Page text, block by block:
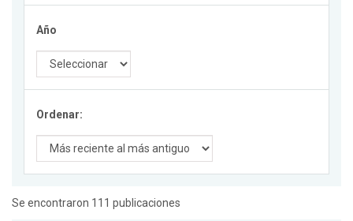
Año
Ordenar:
Se encontraron 111 publicaciones